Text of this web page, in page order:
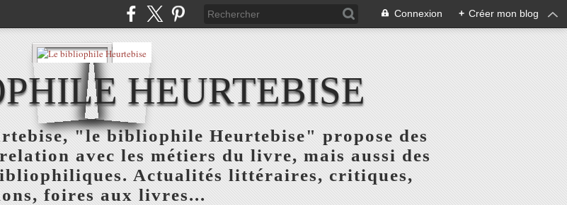
Connexion + Créer mon blog
HEURTEBISE
"le bibliophile Heurtebise" propose des
avec les métiers du livre, mais aussi des
Actualités littéraires, critiques,
foires aux livres...